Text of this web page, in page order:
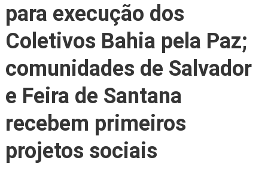
para execução dos
Coletivos Bahia pela Paz;
comunidades de Salvador
e Feira de Santana
recebem primeiros
projetos sociais